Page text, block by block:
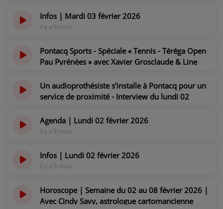
Infos | Mardi 03 février 2026
il y a 6 mois
Pontacq Sports - Spéciale « Tennis - Téréga Open
Pau Pyrénées » avec Xavier Grosclaude & Line
il y a 6 mois
Un audioprothésiste s’installe à Pontacq pour un
service de proximité - Interview du lundi 02
il y a 6 mois
Agenda | Lundi 02 février 2026
il y a 6 mois
Infos | Lundi 02 février 2026
il y a 6 mois
Horoscope | Semaine du 02 au 08 février 2026 |
Avec Cindy Savy, astrologue cartomancienne